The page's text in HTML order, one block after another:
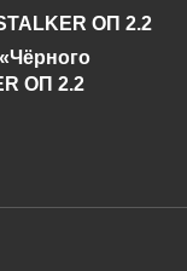
ОП 2.2
ОП 2.2